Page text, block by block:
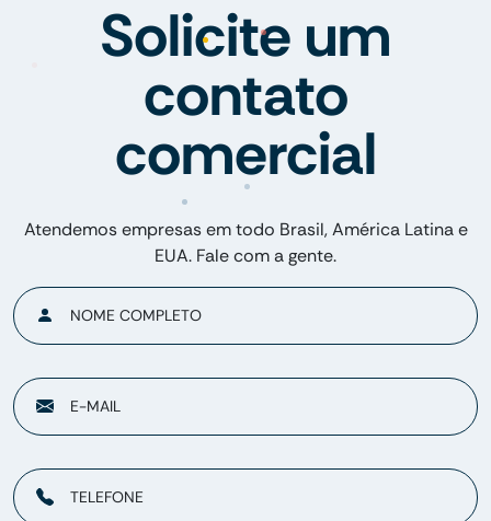
Solicite um
contato
comercial
Atendemos empresas em todo Brasil, América Latina e
EUA. Fale com a gente.
NOME COMPLETO
E-MAIL
TELEFONE